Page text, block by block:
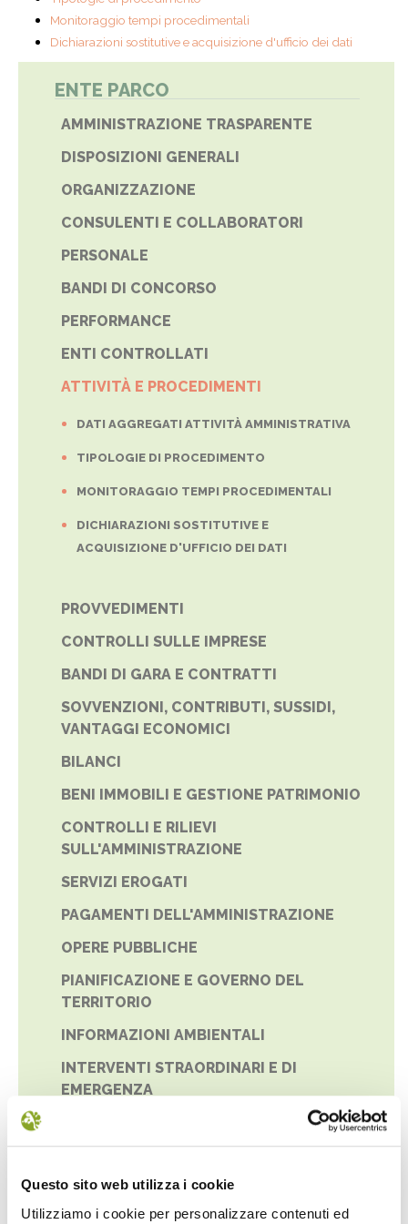
Questo sito web utilizza i cookie
Utilizziamo i cookie per personalizzare contenuti ed
Monitoraggio tempi procedimentali
Dichiarazioni sostitutive e acquisizione d'ufficio dei dati
ENTE PARCO
AMMINISTRAZIONE TRASPARENTE
DISPOSIZIONI GENERALI
ORGANIZZAZIONE
CONSULENTI E COLLABORATORI
PERSONALE
BANDI DI CONCORSO
PERFORMANCE
ENTI CONTROLLATI
ATTIVITÀ E PROCEDIMENTI
DATI AGGREGATI ATTIVITÀ AMMINISTRATIVA
TIPOLOGIE DI PROCEDIMENTO
MONITORAGGIO TEMPI PROCEDIMENTALI
DICHIARAZIONI SOSTITUTIVE E
ACQUISIZIONE D'UFFICIO DEI DATI
PROVVEDIMENTI
CONTROLLI SULLE IMPRESE
BANDI DI GARA E CONTRATTI
SOVVENZIONI, CONTRIBUTI, SUSSIDI,
VANTAGGI ECONOMICI
BILANCI
BENI IMMOBILI E GESTIONE PATRIMONIO
CONTROLLI E RILIEVI
SULL'AMMINISTRAZIONE
SERVIZI EROGATI
PAGAMENTI DELL'AMMINISTRAZIONE
OPERE PUBBLICHE
PIANIFICAZIONE E GOVERNO DEL
TERRITORIO
INFORMAZIONI AMBIENTALI
INTERVENTI STRAORDINARI E DI
EMERGENZA
PREVENZIONE DELLA CORRUZIONE
ACCESSIBILITÀ E CATALOGO DEI DATI,
METADATI E BANCHE DATI